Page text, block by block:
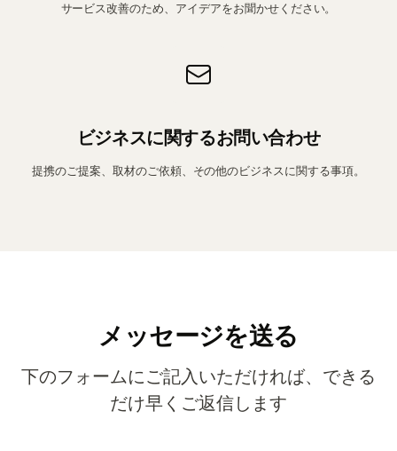
サービス改善のため、アイデアをお聞かせください。
ビジネスに関するお問い合わせ
提携のご提案、取材のご依頼、その他のビジネスに関する事項。
メッセージを送る
下のフォームにご記入いただければ、できる
だけ早くご返信します